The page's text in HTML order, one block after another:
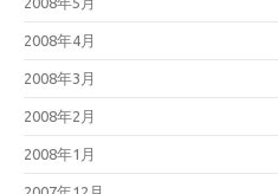
2008年4月
2008年3月
2008年2月
2008年1月